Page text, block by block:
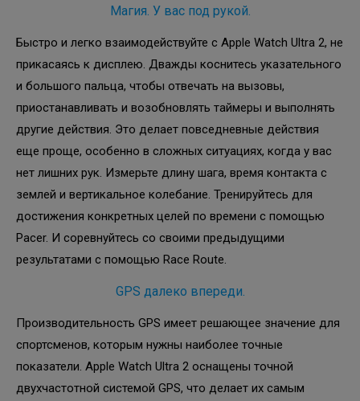
Магия. У вас под рукой.
Быстро и легко взаимодействуйте с Apple Watch Ultra 2, не
прикасаясь к дисплею. Дважды коснитесь указательного
и большого пальца, чтобы отвечать на вызовы,
приостанавливать и возобновлять таймеры и выполнять
другие действия. Это делает повседневные действия
еще проще, особенно в сложных ситуациях, когда у вас
нет лишних рук. Измерьте длину шага, время контакта с
землей и вертикальное колебание. Тренируйтесь для
достижения конкретных целей по времени с помощью
Pacer. И соревнуйтесь со своими предыдущими
результатами с помощью Race Route.
GPS далеко впереди.
Производительность GPS имеет решающее значение для
спортсменов, которым нужны наиболее точные
показатели. Apple Watch Ultra 2 оснащены точной
двухчастотной системой GPS, что делает их самым